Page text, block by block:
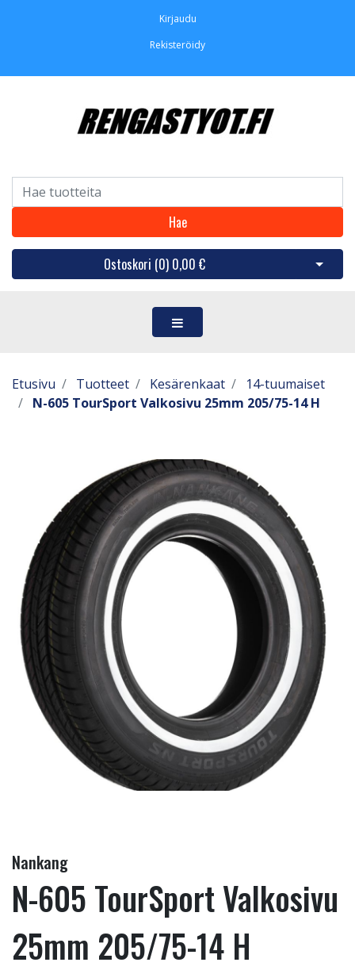
Kirjaudu
Rekisteröidy
Hae
Ostoskori (0) 0,00 € Avaa
Etusivu Tuotteet Kesärenkaat
14-tuumaiset
N-605 TourSport Valkosivu 25mm 205/75-14 H
Nankang
N-605 TourSport Valkosivu
25mm 205/75-14 H